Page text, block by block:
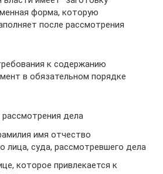
форма, которую
после рассмотрения
к содержанию
в обязательном порядке
дела
имя отчество
лица, суда, рассмотревшего дела
которое привлекается к